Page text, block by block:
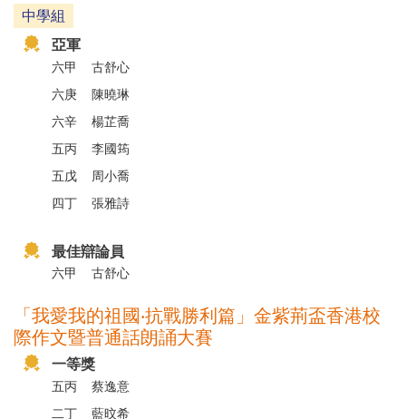
中學組
亞軍
六甲
古舒心
六庚
陳曉琳
六辛
楊芷喬
五丙
李國筠
五戊
周小喬
四丁
張雅詩
最佳辯論員
六甲 古舒心
「我愛我的祖國‧抗戰勝利篇」金紫荊盃香港校
際作文暨普通話朗誦大賽
一等獎
五丙
蔡逸意
二丁
藍旼希